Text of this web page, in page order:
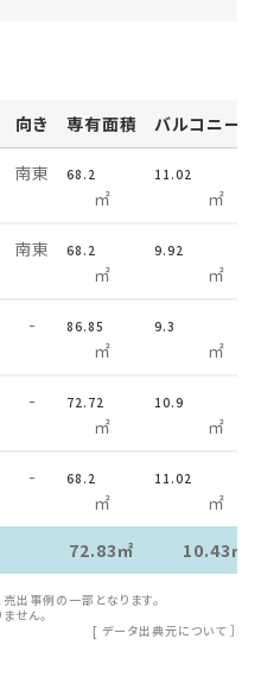
向き 専有面積 バルコニー
南東 68.2
㎡
11.02
㎡
南東 68.2
㎡
9.92
㎡
- 86.85
㎡
9.3
㎡
- 72.72
㎡
10.9
㎡
- 68.2
㎡
11.02
㎡
72.83㎡ 10.43㎡
出事例の一部となります。
せん。
[ データ出典元について ］